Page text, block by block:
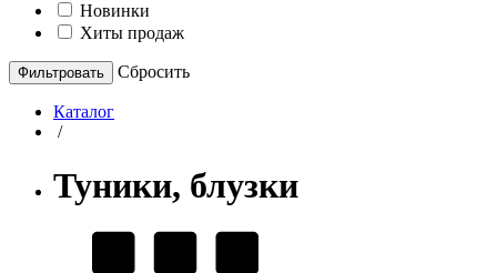
Новинки
Хиты продаж
Cбросить
Каталог
/
Туники, блузки